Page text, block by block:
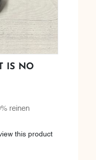
IS NO
reinen
this product